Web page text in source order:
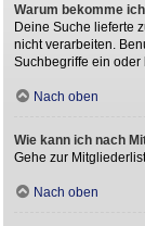
Warum bekomme
Deine Suche lieferte
nicht verarbeiten.
Suchbegriffe ein oder
Nach oben
Wie kann ich nach
Gehe zur
Nach oben